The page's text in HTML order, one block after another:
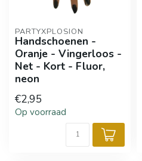
PARTYXPLOSION
Handschoenen -
Oranje - Vingerloos -
Net - Kort - Fluor,
neon
€2,95
Op voorraad